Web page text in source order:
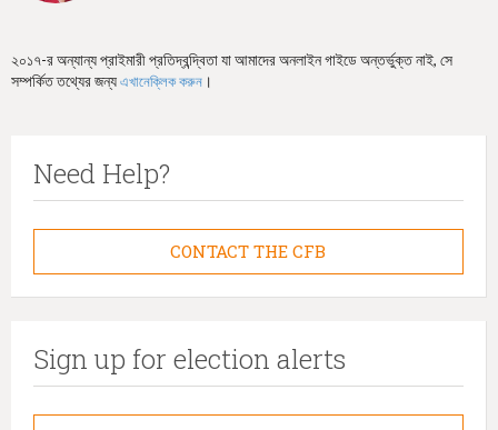
২০১৭-র অন্যান্য প্রাইমারী প্রতিদ্বন্দ্বিতা যা আমাদের অনলাইন গাইডে অন্তর্ভুক্ত নাই, সে
সম্পর্কিত তথ্যের জন্যএখানেক্লিক করুন ।
Need Help?
CONTACT THE CFB
Sign up for election alerts